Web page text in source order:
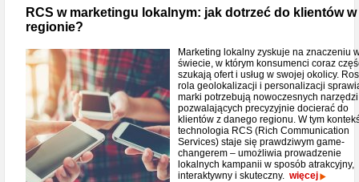
RCS w marketingu lokalnym: jak dotrzeć do klientów w
regionie?
Marketing lokalny zyskuje na znaczeniu
świecie, w którym konsumenci coraz
szukają ofert i usług w swojej okolicy.
rola geolokalizacji i personalizacji
marki potrzebują nowoczesnych narzędzi
pozwalających precyzyjnie docierać do
klientów z danego regionu. W tym
technologia RCS (Rich Communication
Services) staje się prawdziwym game-
changerem – umożliwia prowadzenie
lokalnych kampanii w sposób atrakcyjny,
interaktywny i skuteczny. więcej